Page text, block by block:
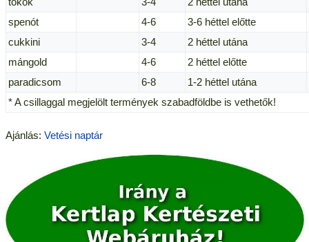
spenót
4-6
3-6 héttel előtte
cukkini
3-4
2 héttel utána
mángold
4-6
2 héttel előtte
paradicsom
6-8
1-2 héttel utána
* A csillaggal megjelölt termények szabadföldbe is vethetők!
Ajánlás: Vetési naptár